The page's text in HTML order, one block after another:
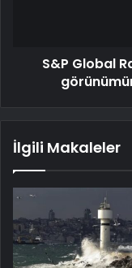
S&P Global
İlgili Makaleler